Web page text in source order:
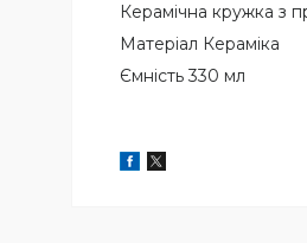
Керамічна кружка з
Матеріал Кераміка
Ємність 330 мл